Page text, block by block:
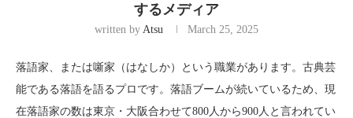
するメディア
written by Atsu March 25, 2025
落語家、または噺家（はなしか）という職業があります。古典芸
能である落語を語るプロです。落語ブームが続いているため、現
在落語家の数は東京・大阪合わせて800人から900人と言われてい